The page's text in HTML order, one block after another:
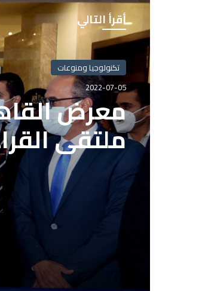
أقرأ التالي
تكنولوجيا ومنوعات
2022-07-05
معرض
ملتقى
تكنولوجيا ومنوعات
2022-07-05
بعد انتهاء
الاشتراك
الصحفيين